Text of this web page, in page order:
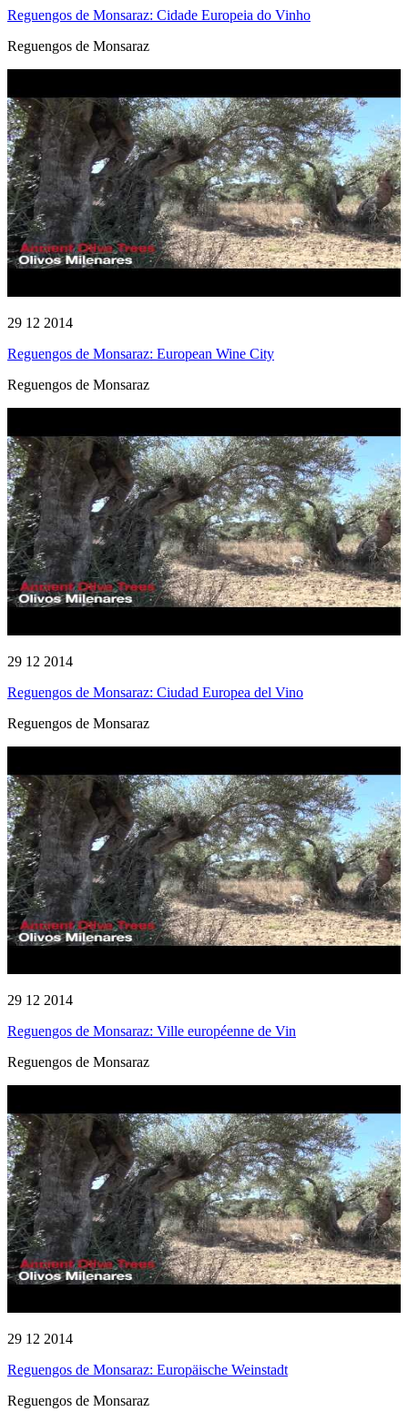
Reguengos de Monsaraz: Cidade Europeia do Vinho
Reguengos de Monsaraz
29 12 2014
Reguengos de Monsaraz: European Wine City
Reguengos de Monsaraz
29 12 2014
Reguengos de Monsaraz: Ciudad Europea del Vino
Reguengos de Monsaraz
29 12 2014
Reguengos de Monsaraz: Ville européenne de Vin
Reguengos de Monsaraz
29 12 2014
Reguengos de Monsaraz: Europäische Weinstadt
Reguengos de Monsaraz